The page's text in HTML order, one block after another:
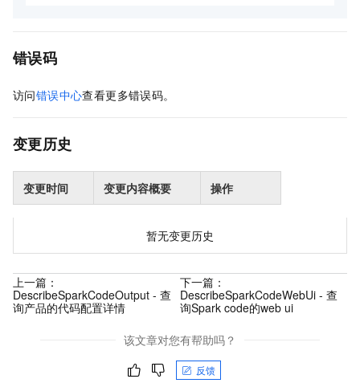
错误码
访问错误中心查看更多错误码。
变更历史
变更时间 变更内容概要 操作
暂无变更历史
上一篇：
DescribeSparkCodeOutput - 查
询产品的代码配置详情
下一篇：
DescribeSparkCodeWebUi - 查
询Spark code的web ui
该文章对您有帮助吗？
反馈